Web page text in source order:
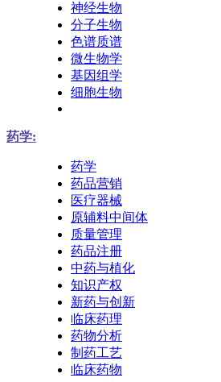
神经生物
分子生物
色谱质谱
微生物学
基因组学
细胞生物
药学:
药学
药品营销
医疗器械
原辅料中间体
质量管理
药品注册
中药与植化
知识产权
新药与创新
临床药理
药物分析
制药工艺
临床药物